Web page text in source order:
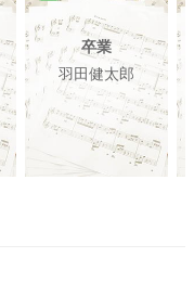
卒業
羽田健太郎